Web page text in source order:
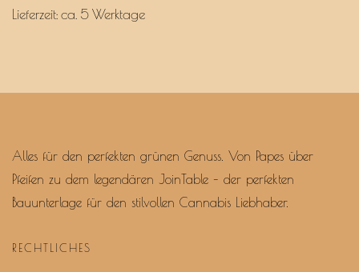
Lieferzeit: ca. 5 Werktage
Alles für den perfekten grünen Genuss. Von Papes über
Pfeifen zu dem legendären JoinTable – der perfekten
Bauunterlage für den stilvollen Cannabis Liebhaber.
RECHTLICHES